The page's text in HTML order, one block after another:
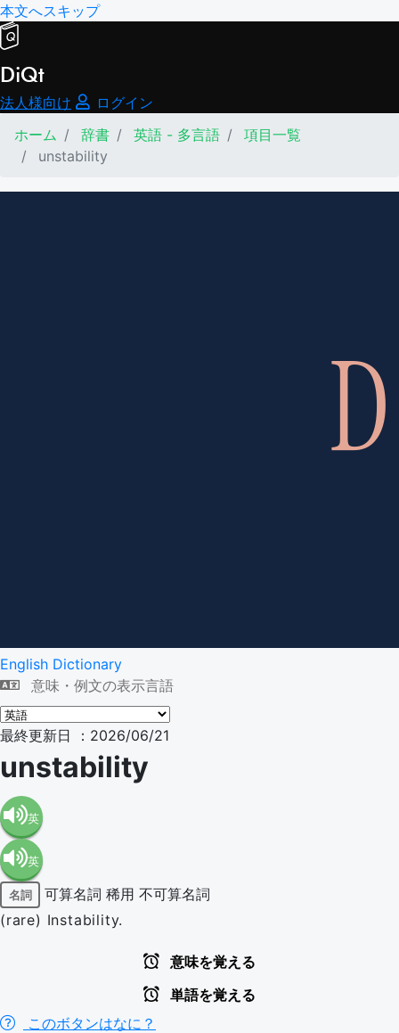
本文へスキップ
DiQt
法人様向け
ログイン
ホーム
辞書 英語 - 多言語
項目一覧
unstability
English Dictionary
意味・例文の表示言語
最終更新日 ：2026/06/21
unstability
英
語（米
国）
英
語（イ
名詞 可算名詞 稀用 不可算名詞
(rare) Instability.
意味を覚える
単語を覚える
このボタンはなに？